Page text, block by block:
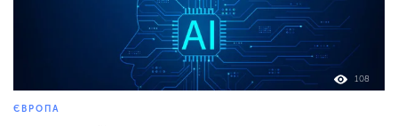
108
ЄВРОПА